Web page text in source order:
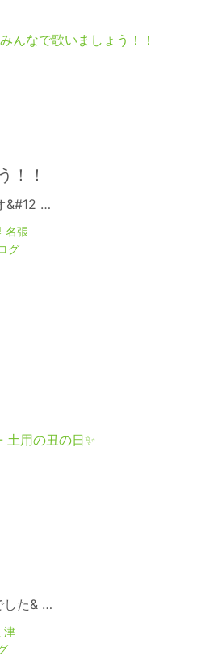
！！
&#12 …
名張
グ
した& …
津